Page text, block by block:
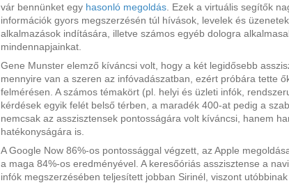
vár bennünket egy hasonló megoldás . Ezek a virtuális segítők
információk gyors megszerzésén túl hívások, levelek és
alkalmazások indítására, illetve számos egyéb dologra
mindennapjainkat.
Gene Munster elemző kíváncsi volt, hogy a két legidősebb
mennyire van a szeren az infóvadászatban, ezért próbára tette
felmérésen. A számos témakört (pl. helyi és üzleti infók,
kérdések egyik felét belső térben, a maradék 400-at pedig a
nemcsak az asszisztensek pontosságára volt kíváncsi, hanem
hatékonyságára is.
A Google Now 86%-os pontossággal végzett, az Apple
a maga 84%-os eredményével. A keresőóriás asszisztense a
infók megszerzésében teljesített jobban Sirinél, viszont